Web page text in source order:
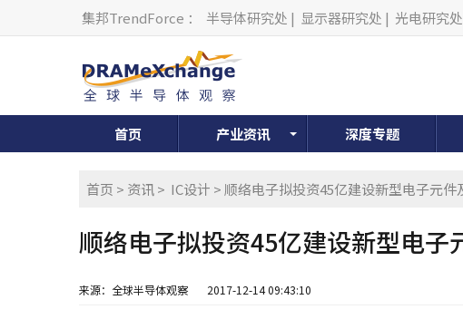
集邦TrendForce ： 半导体研究处 | 显示器研究处 | 光电研究处
首页 产业资讯 深度专题
首页 > 资讯> IC设计 > 顺络电子拟投资45亿建设新型电子元件
顺络电子拟投资45亿建设新型电子
来源：全球半导体观察 2017-12-14 09:43:10